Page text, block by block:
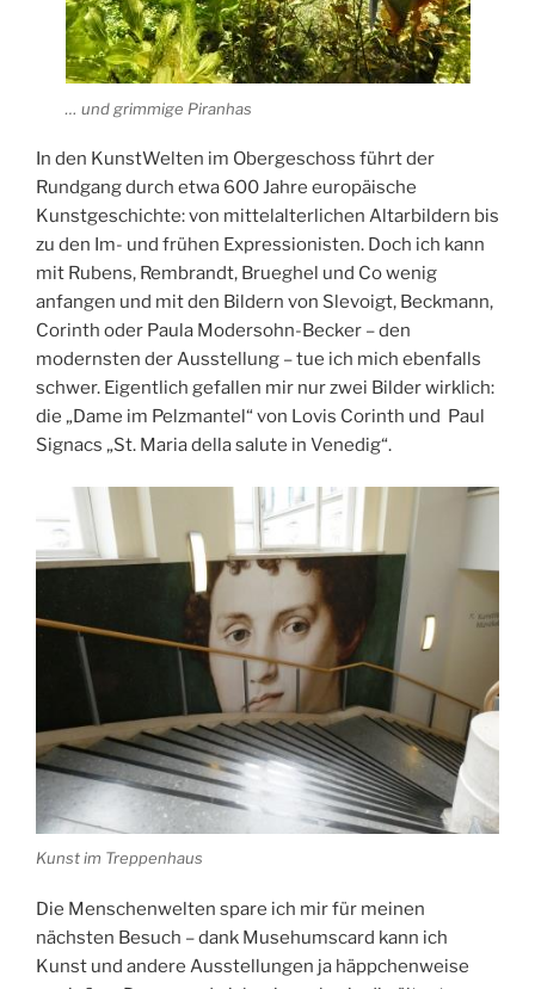
… und grimmige Piranhas
In den KunstWelten im Obergeschoss führt der
Rundgang durch etwa 600 Jahre europäische
Kunstgeschichte: von mittelalterlichen Altarbildern bis
zu den Im- und frühen Expressionisten. Doch ich kann
mit Rubens, Rembrandt, Brueghel und Co wenig
anfangen und mit den Bildern von Slevoigt, Beckmann,
Corinth oder Paula Modersohn-Becker – den
modernsten der Ausstellung – tue ich mich ebenfalls
schwer. Eigentlich gefallen mir nur zwei Bilder wirklich:
die „Dame im Pelzmantel“ von Lovis Corinth und Paul
Signacs „St. Maria della salute in Venedig“.
Kunst im Treppenhaus
Die Menschenwelten spare ich mir für meinen
nächsten Besuch – dank Musehumscard kann ich
Kunst und andere Ausstellungen ja häppchenweise